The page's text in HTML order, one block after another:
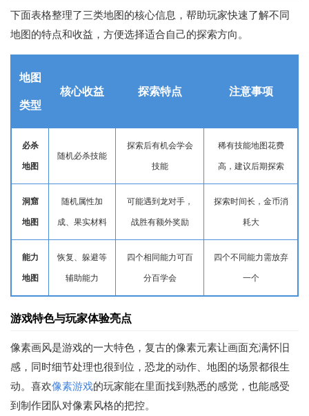
下面表格整理了三类地图的核心信息，帮助玩家快速了解不同
地图的特点和收益，方便选择适合自己的探索方向。
地图
类型
核心收益 探索特点 注意事项
必杀
地图
随机必杀技能
探索后有机会学会
技能
稀有技能地图花费
高，建议后期探索
洞窟
地图
随机属性加
成、果实材料
可能遇到龙对手，
战胜有额外奖励
探索时间长，金币消
耗大
能力
地图
恢复、躲避等
辅助能力
四个相同能力可百
分百学会
四个不同能力需放弃
一个
游戏特色与玩家体验亮点
像素画风是游戏的一大特色，复古的像素元素让画面充满怀旧
感，同时细节处理也很到位，恐龙的动作、地图的场景都很生
动。喜欢像素游戏的玩家能在里面找到熟悉的感觉，也能感受
到制作团队对像素风格的把控。